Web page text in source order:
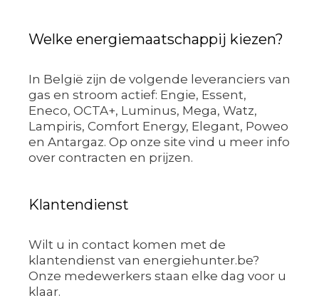
Welke energiemaatschappij kiezen?
In België zijn de volgende leveranciers van
gas en stroom actief: Engie, Essent,
Eneco, OCTA+, Luminus, Mega, Watz,
Lampiris, Comfort Energy, Elegant, Poweo
en Antargaz. Op onze site vind u meer info
over contracten en prijzen.
Klantendienst
Wilt u in contact komen met de
klantendienst van energiehunter.be?
Onze medewerkers staan elke dag voor u
klaar.